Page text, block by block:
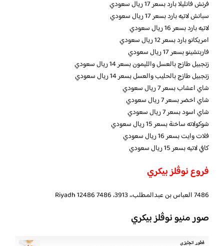
فرنش فانليلا بارد بسعر 17 ريال سعودي
سبانش لاتيه بارد بسعر 17 ريال سعودي
لاتيه بارد بسعر 16 ريال سعودي
امريكانو بارد بسعر 12 ريال سعودي
فاربتشينو بسعر 17 ريال سعودي
زنجبيل طازج بالعسل والليمون بسعر 14 ريال سعودي
زنجبيل طازج بالحليب والعسل بسعر 14 ريال سعودي
شاي اعشاب بسعر 7 ريال سعودي
شاي اخضر بسعر 7 ريال سعودي
شاي اسود بسعر 7 ريال سعودي
شوكولاته ساخنة بسعر 15 ريال سعودي
فلات وايت بسعر 16 ريال سعودي
كافي لاتيه بسعر 15 ريال سعودي
فروع نوڤلز بيكري
7486 العباس بن عبدالمطلب،، 3913، Riyadh 12486 7486
صور منيو نوڤلز بيكري